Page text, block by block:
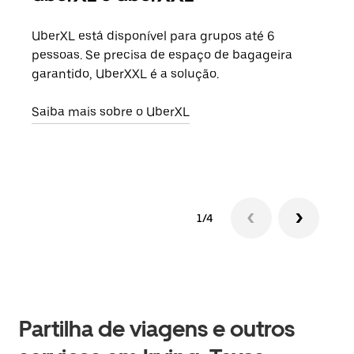
UberXL está disponível para grupos até 6
pessoas. Se precisa de espaço de bagageira
garantido, UberXXL é a solução.
Saiba mais sobre o UberXL
1/4
Partilha de viagens e outros